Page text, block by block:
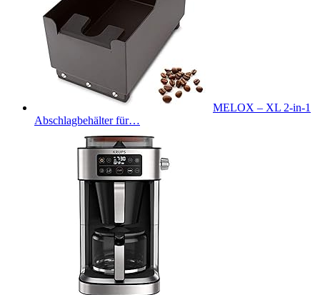
MELOX – XL 2-in-1
Abschlagbehälter für…